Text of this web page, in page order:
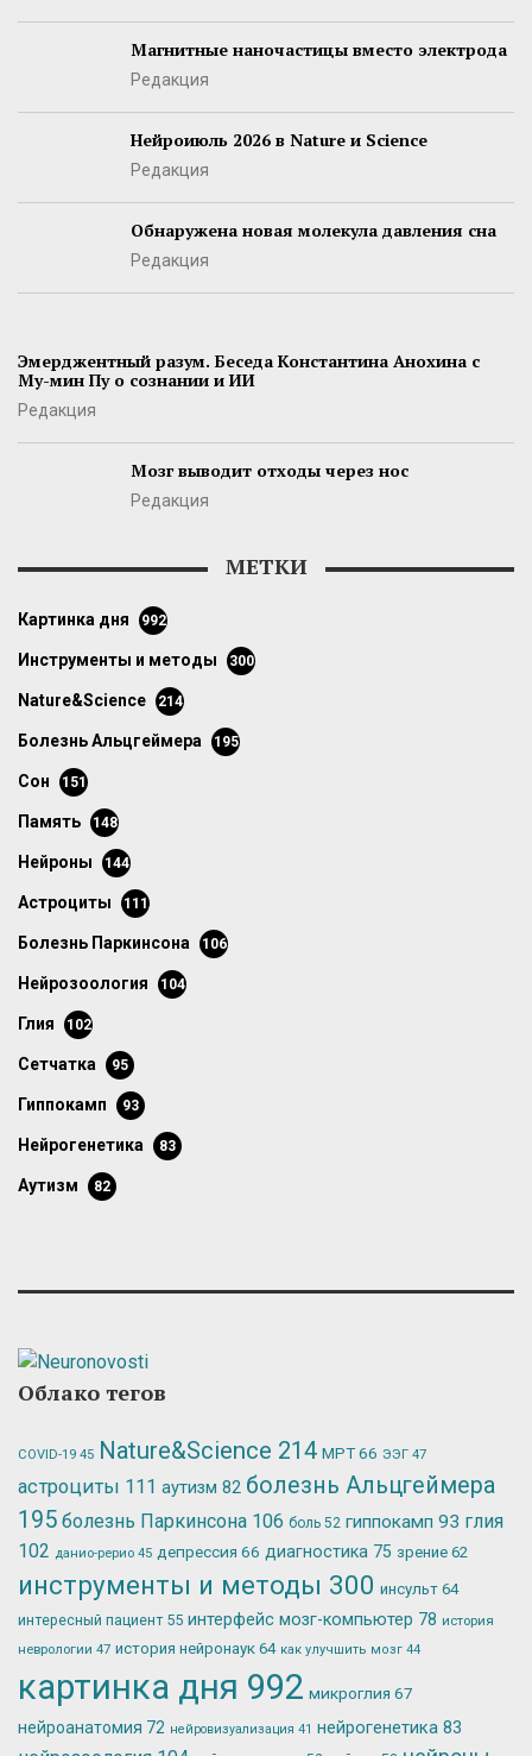
Магнитные наночастицы вместо электрода
Редакция
Нейроиюль 2026 в Nature и Science
Редакция
Обнаружена новая молекула давления сна
Редакция
Эмерджентный разум. Беседа Константина Анохина с
Му-мин Пу о сознании и ИИ
Редакция
Мозг выводит отходы через нос
Редакция
МЕТКИ
картинка дня 992
инструменты и методы 300
Nature&Science 214
болезнь Альцгеймера 195
сон 151
память 148
нейроны 144
астроциты 111
болезнь Паркинсона 106
нейрозоология 104
глия 102
сетчатка 95
гиппокамп 93
нейрогенетика 83
аутизм 82
Облако тегов
COVID-19 45 Nature&Science 214 МРТ66 ЭЭГ 47
астроциты 111 аутизм 82 болезнь Альцгеймера
195 болезнь Паркинсона 106 боль 52 гиппокамп 93 глия
102 данио-рерио 45 депрессия 66 диагностика 75 зрение 62
инструменты и методы 300 инсульт 64
интересный пациент 55 интерфейс мозг-компьютер 78 история
неврологии 47 история нейронаук 64 как улучшить мозг 44
картинка дня 992 микроглия 67
нейроанатомия 72 нейровизуализация 41 нейрогенетика 83